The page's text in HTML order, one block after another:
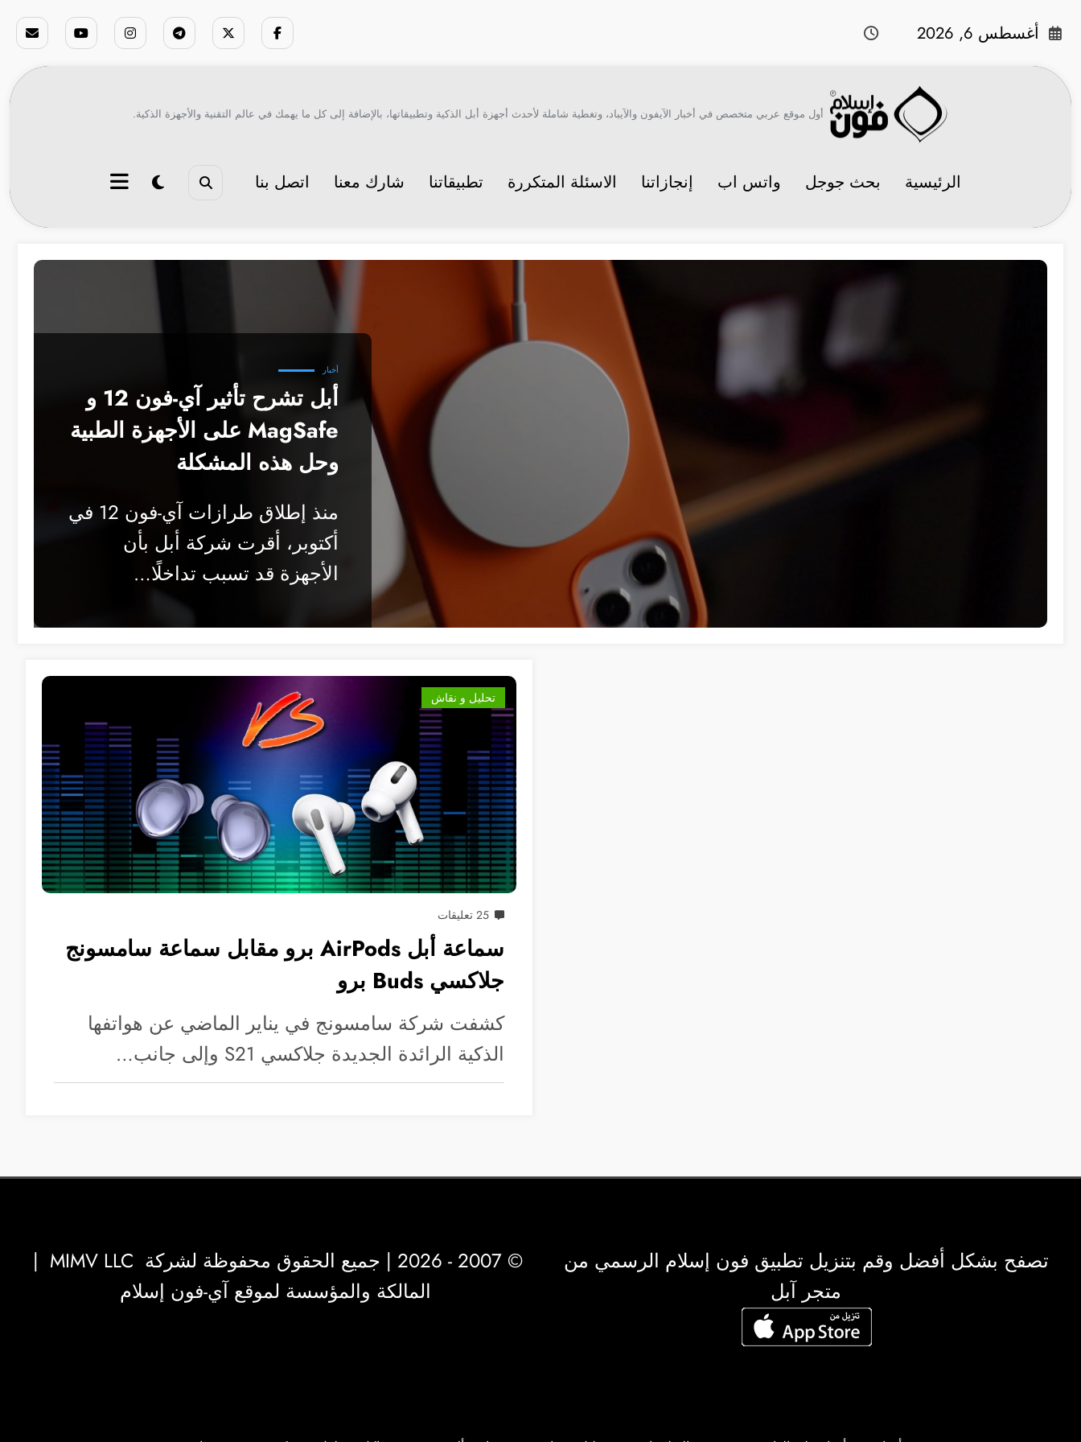
أغسطس 6, 2026
أول موقع عربي متخصص في أخبار الآيفون والآيباد، وتغطية شاملة لأحدث أجهزة أبل الذكية وتطبيقاتها، بالإضافة إلى كل ما يهمك في عالم التقنية والأجهزة الذكية.
الرئيسية بحث جوجل واتس اب إنجازاتنا الاسئلة المتكررة تطبيقاتنا شارك معنا اتصل بنا
أخبار
أبل تشرح تأثير آي-فون 12 و
MagSafe على الأجهزة الطبية
وحل هذه المشكلة
منذ إطلاق طرازات آي-فون 12 في
أكتوبر، أقرت شركة أبل بأن
الأجهزة قد تسبب تداخلًا…
تحليل و نقاش
25 تعليقات
سماعة أبل AirPods برو مقابل سماعة سامسونج
جلاكسي Buds برو
كشفت شركة سامسونج في يناير الماضي عن هواتفها
الذكية الرائدة الجديدة جلاكسي S21 وإلى جانب…
تصفح بشكل أفضل وقم بتنزيل تطبيق فون إسلام الرسمي من
متجر آبل
© 2007 - 2026 | جميع الحقوق محفوظة لشركة MIMV LLC
|
المالكة والمؤسسة لموقع آي-فون إسلام